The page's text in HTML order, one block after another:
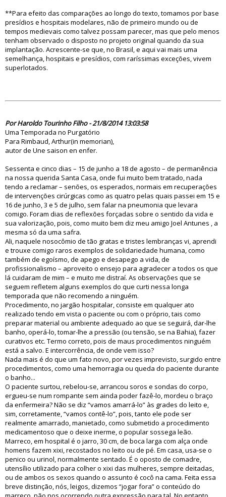
**Para efeito das comparações ao longo do texto, tomamos por base
presídios e hospitais modelares, não de primeiro mundo ou de
tempos medievais como talvez possam parecer, mas que pelo menos
tenham observado o disposto no projeto original quando da sua
implantação. Acrescente-se que, no Brasil, e aqui vai mais uma
semelhança, hospitais e presídios, com raríssimas exceções, vivem
superlotados.
Por Haroldo Tourinho Filho - 21/8/2014 13:03:58
Uma Temporada no Purgatório
Para Rimbaud, Arthur(in memorian),
autor de Une saison en enfer.
Sessenta e cinco dias – 15 de junho a 18 de agosto – de permanência
na nossa querida Santa Casa, onde fui muito bem tratado, nada
tendo a reclamar – senões, os esperados, normais em recuperações
de intervenções cirúrgicas como as quatro pelas quais passei em 15 e
16 de junho, 3 e 5 de julho, sem falar na pneumonia que levara
comigo. Foram dias de reflexões forçadas sobre o sentido da vida e
sua valorização, pois, como muito bem diz meu amigo Joel Antunes , a
mesma só da uma safra.
Ali, naquele nosocômio de tão gratas e tristes lembranças vi, aprendi
e trouxe comigo raros exemplos de solidariedade humana, como
também de egoísmo, de apego e desapego a vida, de
profissionalismo – aproveito o ensejo para agradecer a todos os que
lá cuidaram de mim – e muito me distraí. As observações que se
seguem refletem alguns exemplos do que curti nessa longa
temporada que não recomendo a ninguém.
Procedimento, no jargão hospitalar, consiste em qualquer ato
realizado tendo em vista o paciente ou com o próprio, tais como
preparar material ou ambiente adequado ao que se seguirá, dar-lhe
banho, operá-lo, tomar-lhe a pressão (ou tensão, se na Bahia), fazer
curativos etc. Termo correto, pois de maus procedimentos ninguém
está a salvo. E intercorrência, de onde vem isso?
Nada mais é do que um fato novo, por vezes imprevisto, surgido entre
procedimentos, como uma hemorragia ou queda do paciente durante
o banho...
O paciente surtou, rebelou-se, arrancou soros e sondas do corpo,
ergueu-se num rompante sem ainda poder fazê-lo, mordeu o braço
da enfermeira? Não se diz “vamos amarrá-lo” às grades do leito e,
sim, corretamente, “vamos contê-lo”, pois, tanto ele pode ser
realmente amarrado, manietado, como submetido a procedimento
medicamentoso que o deixe inerme, o popular sossega leão.
Marreco, em hospital é o jarro, 30 cm, de boca larga com alça onde
homens fazem xixi, recostados no leito ou de pé. Em casa, usa-se o
penico ou urinol, normalmente sentado. É o oposto de comadre,
utensílio utilizado para colher o xixi das mulheres, sempre deitadas,
ou de ambos os sexos quando o assunto é cocô na cama. Feita essa
breve distinção, nós, leigos, dizemos “jogar fora” o conteúdo do